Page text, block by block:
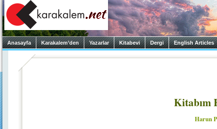
Anasayfa Karakalem’den Yazarlar Kitabevi Dergi English Articles
Kitabım
Harun